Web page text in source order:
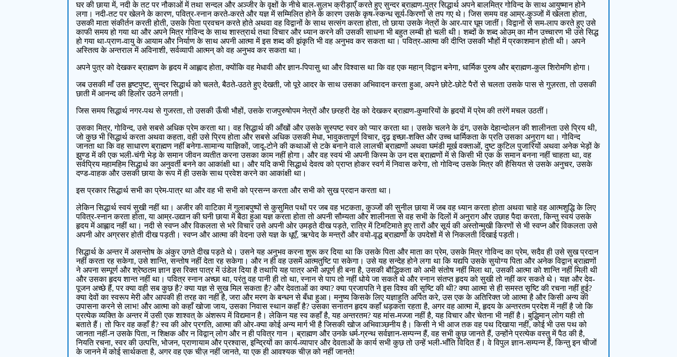
घर की छाया में, नदी के तट पर नौकाओं में तथा सन्दल और अञ्जीर के वृक्षों के नीचे बाल-सुलभ क्रीड़ाएँ करते हुए सुन्दर ब्राह्मण-पुत्र सिद्धार्थ अपने बालमित्र गोविन्द के साथ आयुष्मान होने
लगा। नदी-तट पर खेलने के कारण, पवित्र-स्नान करते-करते और यज्ञ में सम्मिलित होने के कारण उसके कृष-स्कन्ध सूर्य-किरणों से तप गए थे। जिस समय वह आम्र-कुञ्जों में खेलता होता,
उसकी माता संकीर्तन करती होती, उसके पिता प्रवचन करते होते अथवा वह विद्वानों के साथ सत्संग करता होता, तो छाया उसके नेत्रों के आर-पार घूम जातीं। विद्वानों से सम-लाप करते हुए उसे
काफी समय हो गया था और अपने मित्र गोविन्द के साथ शास्त्रार्थ तथा विचार और ध्यान करने की उसकी साधना भी बहुत लम्बी हो चली थी। शब्दों के शब्द ओउम् का मौन उच्चारण भी उसे सिद्ध
हो गया था-प्राण-वायु के आयाम और निर्याण के साथ अपनी आत्मा में इस शब्द की झंकृति भी वह अनुभव कर सकता था। पवित्र-आत्मा की दीप्ति उसकी भौहों में प्रकाशमान होती थी। अपने
अस्तित्व के अन्तराल में अविनाशी, सर्वव्यापी आत्मन् को वह अनुभव कर सकता था।
अपने पुत्र को देखकर ब्राह्मण के हृदय में आह्लाद होता, क्योंकि वह मेधावी और ज्ञान-पिपासु था और विश्वास था कि वह एक महान् विद्वान बनेगा, धार्मिक पुरुष और ब्राह्मण-कुल शिरोमणि होगा।
जब उसकी माँ उस हृष्टपुष्ट, सुन्दर सिद्धार्थ को चलते, बैठते-उठते हुए देखती, जो पूरे आदर के साथ उसका अभिवादन करता हुआ, अपने छोटे-छोटे पैरों से चलता उसके पास से गुज़रता, तो उसकी
छाती में आनन्द की हिलोर उठने लगती।
जिस समय सिद्धार्थ नगर-पथ से गुजरता, तो उसकी ऊँची भौहों, उसके राजपुरुषोपम नेत्रों और छरहरी देह को देखकर ब्राह्मण-कुमारियों के हृदयों में प्रेम की तरंगें मचल उठतीं।
उसका मित्र, गोविन्द, उसे सबसे अधिक प्रेम करता था। वह सिद्धार्थ की आँखों और उसके सुस्पष्ट स्वर को प्यार करता था। उसके चलने के ढंग, उसके देहान्दोलन की शालीनता उसे प्रिय थी,
जो कुछ भी सिद्धार्थ करता अथवा कहता, वही उसे प्रिय होता और सबसे अधिक उसकी मेधा, भावुकतापूर्ण विचार, दृढ़ इच्छा-शक्ति और उच्च धार्मिकता के प्रति उसका अनुराग था। गोविन्द
जानता था कि वह साधारण ब्राह्मण नहीं बनेगा-सामान्य याज्ञिकों, जादू-टोने की कथाओं से टके बनाने वाले लालची ब्राह्मणों अथवा घमंडी मूर्ख वक्ताओं, दुष्ट कुटिल पुजारियों अथवा अनेक भेड़ों के
झुण्ड में की एक भली-चंगी भेड़ के समान जीवन व्यतीत करना उसका काम नहीं होगा। और वह स्वयं भी अपनी किस्म के उन दस ब्राह्मणों में से किसी भी एक के समान बनना नहीं चाहता था, वह
सर्वप्रिय महामहिम सिद्धार्थ का अनुवर्ती बनने का आकांक्षी था। और यदि कभी सिद्धार्थ देवत्व को प्राप्त होकर स्वर्ग में निवास करेगा, तो गोविन्द उसके मित्र की हैसियत से उसके अनुचर, उसके
दण्ड-वाहक और उसकी छाया के रूप में ही उसके साथ प्रवेश करने का आकांक्षी था।
इस प्रकार सिद्धार्थ सभी का प्रेम-पात्र था और वह भी सभी को प्रसन्न करता और सभी को सुख प्रदान करता था।
लेकिन सिद्धार्थ स्वयं सुखी नहीं था। अजीर की वाटिका में गुलाबपुष्पों से कुसुमित पथों पर जब वह भटकता, कुञ्जों की सुनील छाया में जब वह ध्यान करता होता अथवा चाहे वह आत्मशुद्धि के लिए
पवित्र-स्नान करता होता, या आम्र-उद्यान की घनी छाया में बैठा हुआ यज्ञ करता होता तो अपनी सौम्यता और शालीनता से वह सभी के दिलों में अनुराग और उछाह पैदा करता, किन्तु स्वयं उसके
हृदय में आह्लाद नहीं था। नदी से स्वप्न और विकलता से भरे विचार उसे अपनी ओर उमड़ते दीख पड़ते, रात्रि में टिमटिमाते हुए तारों और सूर्य की अस्तोन्मुखी किरणों से भी स्वप्न और विकलता उसे
अपनी ओर अग्रसर होती दीख पड़ती। स्वप्न और आत्मा की वेदना उसे यज्ञ के धूएँ, ऋग्वेद के मन्त्रों और वयो-वृद्ध ब्राह्मणों के उपदेशों में से निकलती दिखाई पड़ती।
सिद्धार्थ के अन्तर में असन्तोष के अंकुर उगते दीख पड़ते थे। उसने यह अनुभव करना शुरू कर दिया था कि उसके पिता और माता का प्रेम, उसके मित्र गोविन्द का प्रेम, सदैव ही उसे सुख प्रदान
नहीं करता रह सकेगा, उसे शान्ति, सन्तोष नहीं देता रह सकेगा। और न ही वह उसमें आत्मतुष्टि पा सकेगा। उसे यह सन्देह होने लगा था कि यद्यपि उसके सुयोग्य पिता और अनेक विद्वान् ब्राह्मणों
ने अपना सम्पूर्ण और श्रेष्ठतम ज्ञान इस रिक्त पात्र में उंडेल दिया है तथापि यह पात्र अभी अपूर्ण ही बना है, उसकी बौद्धिकता को अभी संतोष नहीं मिला था, उसकी आत्मा को शान्ति नहीं मिली थी
और उसका हृदय शान्त नहीं था। पवित्र स्नान अच्छा था, परंतु वह पानी ही तो था, स्नान से पाप तो नहीं धोये जा सकते थे और स्नान संतप्त हृदय को सुखी तो नहीं कर सकते थे। यज्ञ और देव-
पूजन अच्छे हैं, पर क्या वही सब कुछ है? क्या यज्ञ से सुख मिल सकता है? और देवताओं का क्या? क्या प्रजापति ने इस विश्व की सृष्टि की थी? क्या आत्मा से ही समस्त सृष्टि की रचना नहीं हुई?
क्या देवों का स्वरूप मेरी और आपकी ही तरह का नहीं है, जरा और मरण के बन्धन से बँधा हुआ। मनुष्य किसके लिए यज्ञाहुति अर्पित करे, उस एक के अतिरिक्त जो आत्मा है और किसी अन्य की
उपासना करने से लाभ! और आत्मा को कहाँ खोजा जाय, उसका निवास स्थान कहाँ है? उसका सनातन हृदय कहाँ धड़कता रहता है, अगर वह आत्मा में, हृदय के अन्तरतम प्रदेश में नहीं है जो कि
प्रत्येक व्यक्ति के अन्तर में उसी एक शाश्वत् के अंशरूप में विद्यमान है। लेकिन यह स्व कहाँ है, यह अन्तरतम? यह मांस-मज्जा नहीं है, यह विचार और चेतना भी नहीं है। बुद्धिमान् लोग यही तो
बताते हैं। तो फिर वह कहाँ है? स्व की ओर प्रगति, आत्मा की ओर-क्या कोई अन्य मार्ग भी है जिसकी खोज अभिवाञ्छनीय है। किसी ने भी आज तक वह पथ दिखाया नहीं, कोई भी उस पथ को
जानता नहीं-न उसके पिता, न शिक्षक और न विद्वान् लोग और न ही पवित्र गान । ब्राह्मण और उनके धर्म-ग्रन्थ सर्वज्ञान-सम्पन्न हैं, वह सभी कुछ जानते हैं, उन्होंने प्रत्येक वस्तु में पैठ की है,
नियति रचना, स्वर की उत्पत्ति, भोजन, प्राणायाम और प्रश्वास, इन्द्रियों का कार्य-व्यापार और देवताओं के कार्य सभी कुछ तो उन्हें भली-भाँति विदित हैं। वे विपुल ज्ञान-सम्पन्न हैं, किन्तु इन चीजों
के जानने में कोई सार्थकता है, अगर वह एक चीज़ नहीं जानते, या एक ही आवश्यक चीज़ को नहीं जानते!